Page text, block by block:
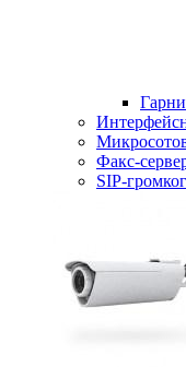
Факс-
SIP-